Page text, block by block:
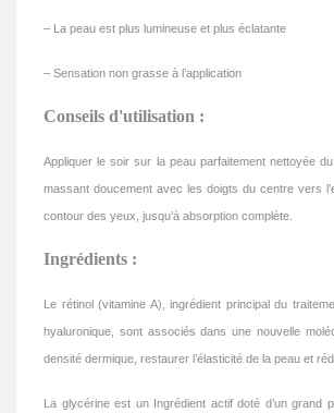
– La peau est plus lumineuse et plus éclatante
– Sensation non grasse à l’application
Conseils d'utilisation :
Appliquer le soir sur la peau parfaitement nettoyée
massant doucement avec les doigts du centre vers
contour des yeux, jusqu’à absorption complète.
Ingrédients :
Le rétinol (vitamine A), ingrédient principal du
hyaluronique, sont associés dans une nouvelle
densité dermique, restaurer l’élasticité de la peau et
La glycérine est un Ingrédient actif doté d’un grand